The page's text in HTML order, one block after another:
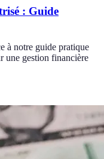
: Guide
à notre guide pratique
une gestion financière